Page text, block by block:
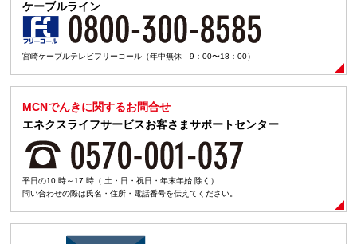
ケーブルライン
宮崎ケーブルテレビフリーコール（年中無休 9：00〜18：00）
MCNでんきに関するお問合せ
エネクスライフサービスお客さまサポートセンター
平日の10 時～17 時（ 土・日・祝日・年末年始 除く）
問い合わせの際は氏名・住所・電話番号を伝えてください。